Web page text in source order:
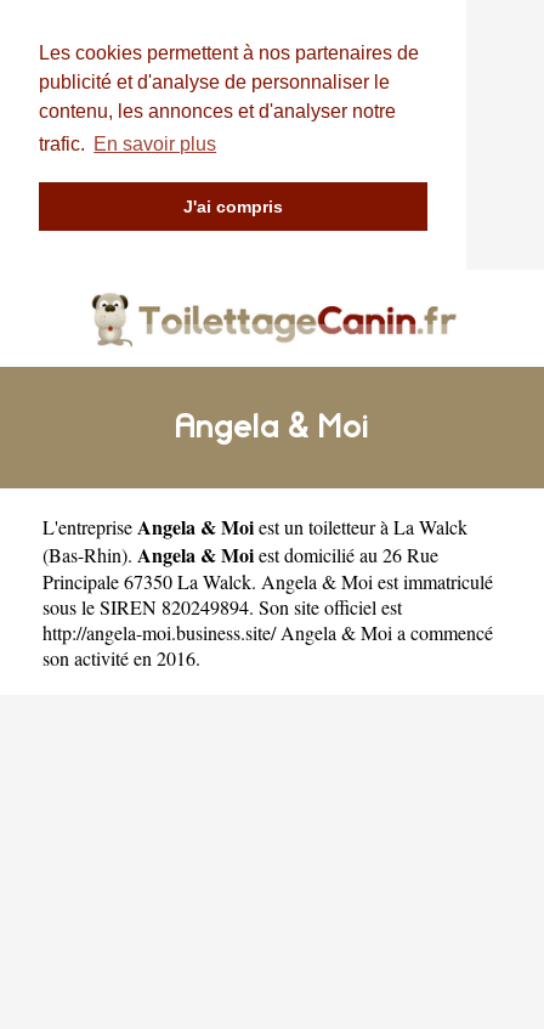
Les cookies permettent à nos partenaires de
publicité et d'analyse de personnaliser le
contenu, les annonces et d'analyser notre
trafic. En savoir plus
J'ai compris
Angela & Moi
L'entrepriseAngela & Moiest un toiletteur à La Walck
(Bas-Rhin). Angela & Moiest domicilié au 26 Rue
Principale 67350 La Walck. Angela & Moi est immatriculé
sous le SIREN 820249894. Son site officiel est
http://angela-moi.business.site/Angela & Moi a commencé
son activité en 2016.